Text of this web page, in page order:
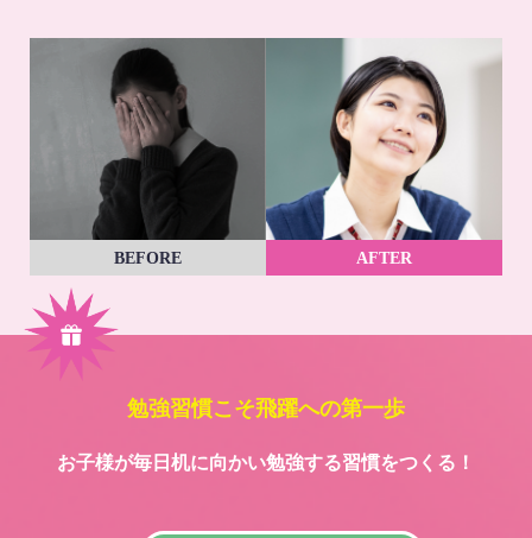
BEFORE AFTER
勉強習慣こそ飛躍への第一歩
お子様が毎日机に向かい勉強する習慣をつくる！